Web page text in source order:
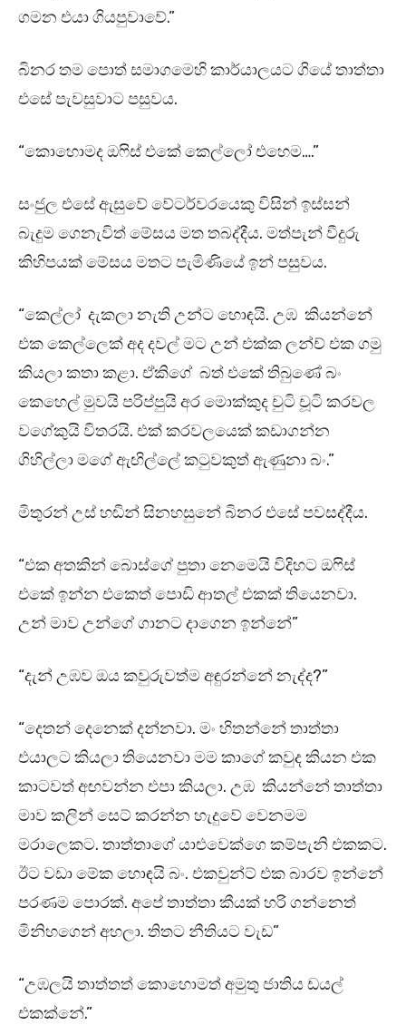
ගමන එයා ගියපුවාවේ.”
බිනර තම පොත් සමාගමෙහි කාර්යාලයට ගියේ තාත්තා
එසේ පැවසුවාට පසුවය.
“කොහොමද ඔෆිස් එකේ කෙල්ලෝ එහෙම….”
සංජුල එසේ ඇසුවේ වේටර්වරයෙකු විසින් ඉස්සන්
බැදුම ගෙනැවිත් මේසය මත තබද්දීය. මත්පැන් වීදුරු
කිහිපයක් මේසය මතට පැමිණියේ ඉන් පසුවය.
“කෙල්ලා් දැකලා නැති උන්ට හොඳයි. උඹ කියන්නේ
එක කෙල්ලෙක් අද දවල් මට උන් එක්ක ලන්ච් එක ගමු
කියලා කතා කළා. ඒකිගේ බත් එකේ තිබුණේ බං
කෙහෙල් මුවයි පරිප්පුයි අර මොක්කුද චුටි චූටි කරවල
වගේකුයි විතරයි. එක් කරවලයෙක් කඩාගන්න
ගිහිල්ලා මගේ ඇඟිල්ලේ කටුවකුත් ඇණුනා බං.”
මිතුරන් උස් හඬින් සිනහසුනේ බිනර එසේ පවසද්දීය.
“එක අතකින් බොස්ගේ පුතා නෙමෙයි විදිහට ඔෆිස්
එකේ ඉන්න එකෙත් පොඩි ආතල් එකක් තියෙනවා.
උන් මාව උන්ගේ ගානට දාගෙන ඉන්නේ”
“දැන් උඹව ඔය කවුරුවත්ම අඳුරන්නේ නැද්ද?”
“දෙතන් දෙනෙක් දන්නවා. මං හිතන්නේ තාත්තා
එයාලට කියලා තියෙනවා මම කාගේ කවුද කියන එක
කාටවත් අඟවන්න එපා කියලා. උඹ කියන්නේ තාත්තා
මාව කලින් සෙට් කරන්න හැදුවේ වෙනමම
මරාලෙකට. තාත්තාගේ යාළුවෙක්ගෙ කම්පැනි එකකට.
ඊට වඩා මේක හොඳයි බං. එකවුන්ට් එක බාරව ඉන්නේ
පරණම පොරක්. අපේ තාත්තා කීයක් හරි ගන්නෙත්
මිනිහගෙන් අහලා. තිතට නීතියට වැඩ”
“උඹලයි තාත්තත් කොහොමත් අමුතු ජාතිය ඩයල්
එකක්නේ.”